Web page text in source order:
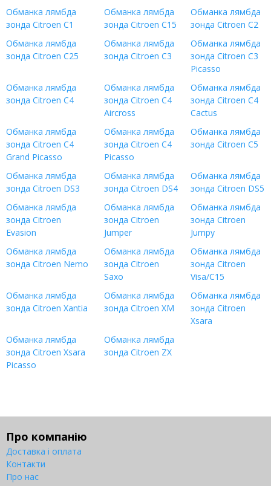
Обманка лямбда
зонда Citroen C1
Обманка лямбда
зонда Citroen C15
Обманка лямбда
зонда Citroen C2
Обманка лямбда
зонда Citroen C25
Обманка лямбда
зонда Citroen C3
Обманка лямбда
зонда Citroen C3
Picasso
Обманка лямбда
зонда Citroen C4
Обманка лямбда
зонда Citroen C4
Aircross
Обманка лямбда
зонда Citroen C4
Cactus
Обманка лямбда
зонда Citroen C4
Grand Picasso
Обманка лямбда
зонда Citroen C4
Picasso
Обманка лямбда
зонда Citroen C5
Обманка лямбда
зонда Citroen DS3
Обманка лямбда
зонда Citroen DS4
Обманка лямбда
зонда Citroen DS5
Обманка лямбда
зонда Citroen
Evasion
Обманка лямбда
зонда Citroen
Jumper
Обманка лямбда
зонда Citroen
Jumpy
Обманка лямбда
зонда Citroen Nemo
Обманка лямбда
зонда Citroen
Saxo
Обманка лямбда
зонда Citroen
Visa/C15
Обманка лямбда
зонда Citroen Xantia
Обманка лямбда
зонда Citroen XM
Обманка лямбда
зонда Citroen
Xsara
Обманка лямбда
зонда Citroen Xsara
Picasso
Обманка лямбда
зонда Citroen ZX
Про компанію
Доставка і оплата
Контакти
Про нас